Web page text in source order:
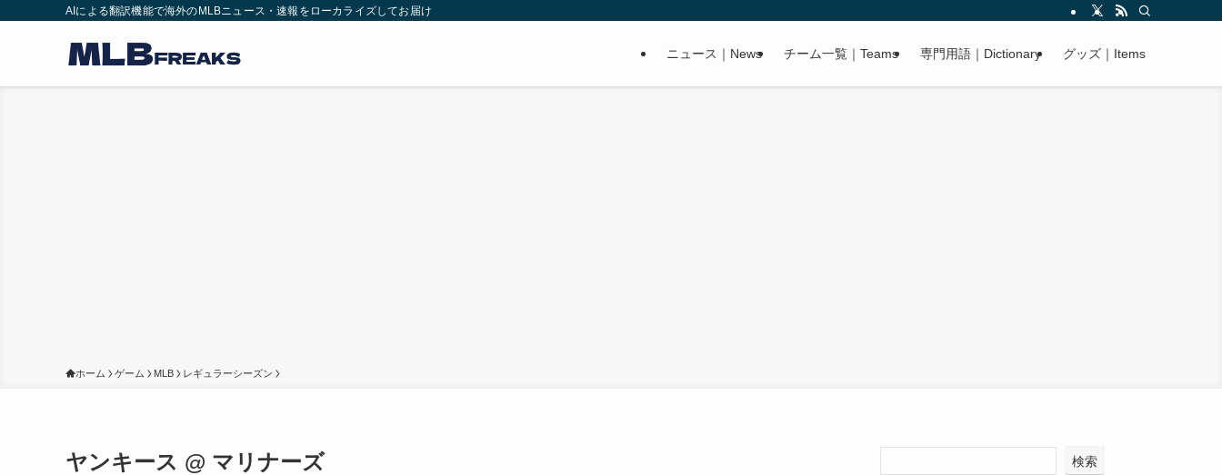
AIによる翻訳機能で海外のMLBニュース・速報をローカライズしてお届け
ニュース｜News チーム一覧｜Teams 専門用語｜Dictionary グッズ｜Items
ホーム ゲーム MLB レギュラーシーズン
ヤンキース @ マリナーズ 検索